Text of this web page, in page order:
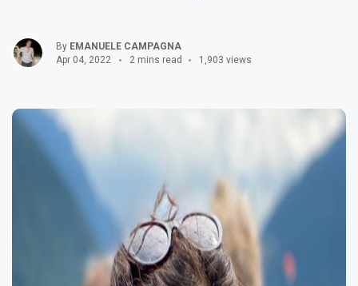
By EMANUELE CAMPAGNA
Apr 04, 2022
2 mins read 1,903 views